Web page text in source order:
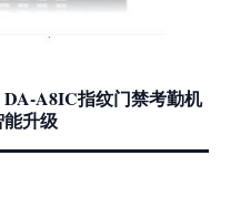
A8IC指纹门禁考勤机
升级